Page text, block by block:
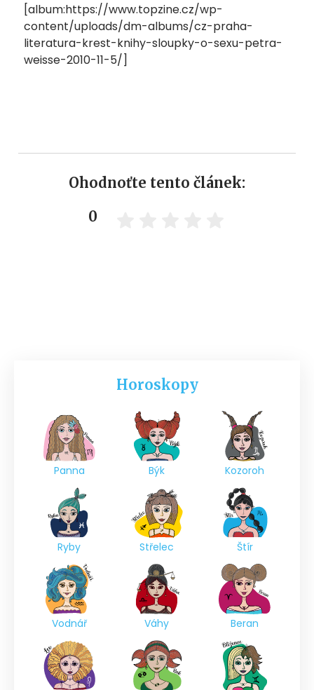
[album:https://www.topzine.cz/wp-
content/uploads/dm-albums/cz-praha-
literatura-krest-knihy-sloupky-o-sexu-petra-
weisse-2010-11-5/]
Ohodnoťte tento článek:
0
Horoskopy
Panna Býk Kozoroh
Ryby Střelec Štír
Vodnář Váhy Beran